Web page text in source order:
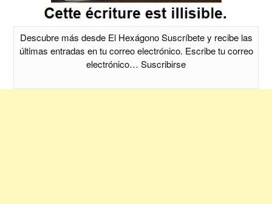
Descubre más desde El Hexágono Suscríbete y recibe las
últimas entradas en tu correo electrónico. Escribe tu correo
electrónico… Suscribirse